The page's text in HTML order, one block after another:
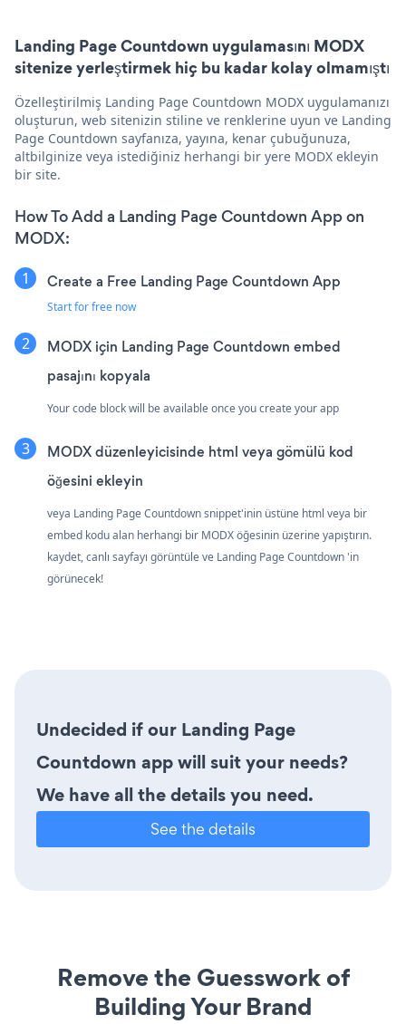
Landing Page Countdown uygulamasını MODX
sitenize yerleştirmek hiç bu kadar kolay olmamıştı
Özelleştirilmiş Landing Page Countdown MODX uygulamanızı
oluşturun, web sitenizin stiline ve renklerine uyun ve Landing
Page Countdown sayfanıza, yayına, kenar çubuğunuza,
altbilginize veya istediğiniz herhangi bir yere MODX ekleyin
bir site.
How To Add a Landing Page Countdown App on
MODX:
Create a Free Landing Page Countdown App
Start for free now
MODX için Landing Page Countdown embed
pasajını kopyala
Your code block will be available once you create your app
MODX düzenleyicisinde html veya gömülü kod
öğesini ekleyin
veya Landing Page Countdown snippet'inin üstüne html veya bir
embed kodu alan herhangi bir MODX öğesinin üzerine yapıştırın.
kaydet, canlı sayfayı görüntüle ve Landing Page Countdown 'in
görünecek!
Undecided if our Landing Page
Countdown app will suit your needs?
We have all the details you need.
See the details
Remove the Guesswork of
Building Your Brand